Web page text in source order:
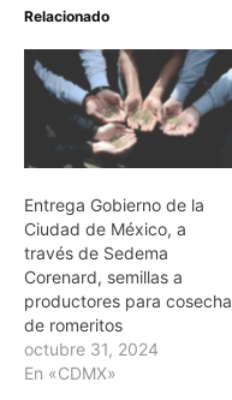
Relacionado
Entrega Gobierno de la
Ciudad de México, a
través de Sedema
Corenard, semillas a
productores para cosecha
de romeritos
octubre 31, 2024
En «CDMX»